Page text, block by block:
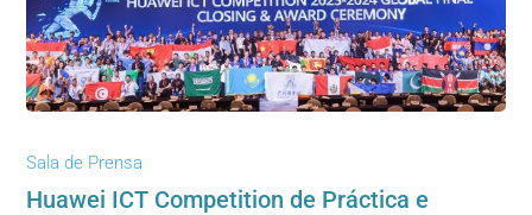
Sala de Prensa
Huawei ICT Competition de Práctica e